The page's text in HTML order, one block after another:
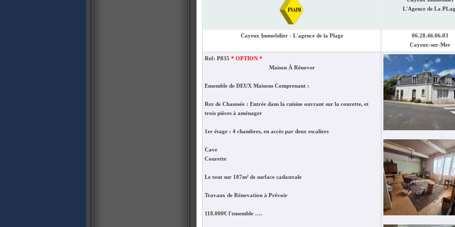
L'Agence de La
Cayeux Immobilier - L'agence de la Plage
06.28.46.06.03
Cayeux-sur-Mer
Ref: P835 * OPTION *
Maison À Rénover
Ensemble de DEUX Maisons Comprenant :
Rez de Chaussée : Entrée dans la cuisine ouvrant sur la courette, et
trois pièces à aménager
1er étage : 4 chambres, en accès par deux escaliers
Cave
Courette
Le tout sur 107m² de surface cadastrale
Travaux de Rénovation à Prévoir
118.000€ l'ensemble ….